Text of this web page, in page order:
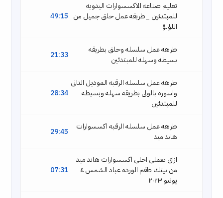
49:15
تعليم صناعه الاكسسوارات اليدويه
للمبتدئين _طريقه عمل حلق جميل من
اللؤلؤ
21:33
طريقه عمل سلسله وحلق بطريقه
بسيطه وسهله للمبتدئين
28:34
طريقه عمل سلسله الرقبه الموديل التانى
واسوره بالولى بطريقه سهله وبسيطه
للمبتدئين
29:45
طريقه عمل سلسله الرقبه اكسسوارات
هاند ميد
07:31
ازاى تعملى احلى اكسسوارات هاند ميد
من بيتك طقم الورده عباد الشمس ٤
يونيو ٢٠٢٣